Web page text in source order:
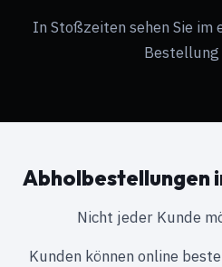
In Stoßzeiten sehen Sie im
Abholbestellungen
Nicht jeder Kunde
Kunden können online